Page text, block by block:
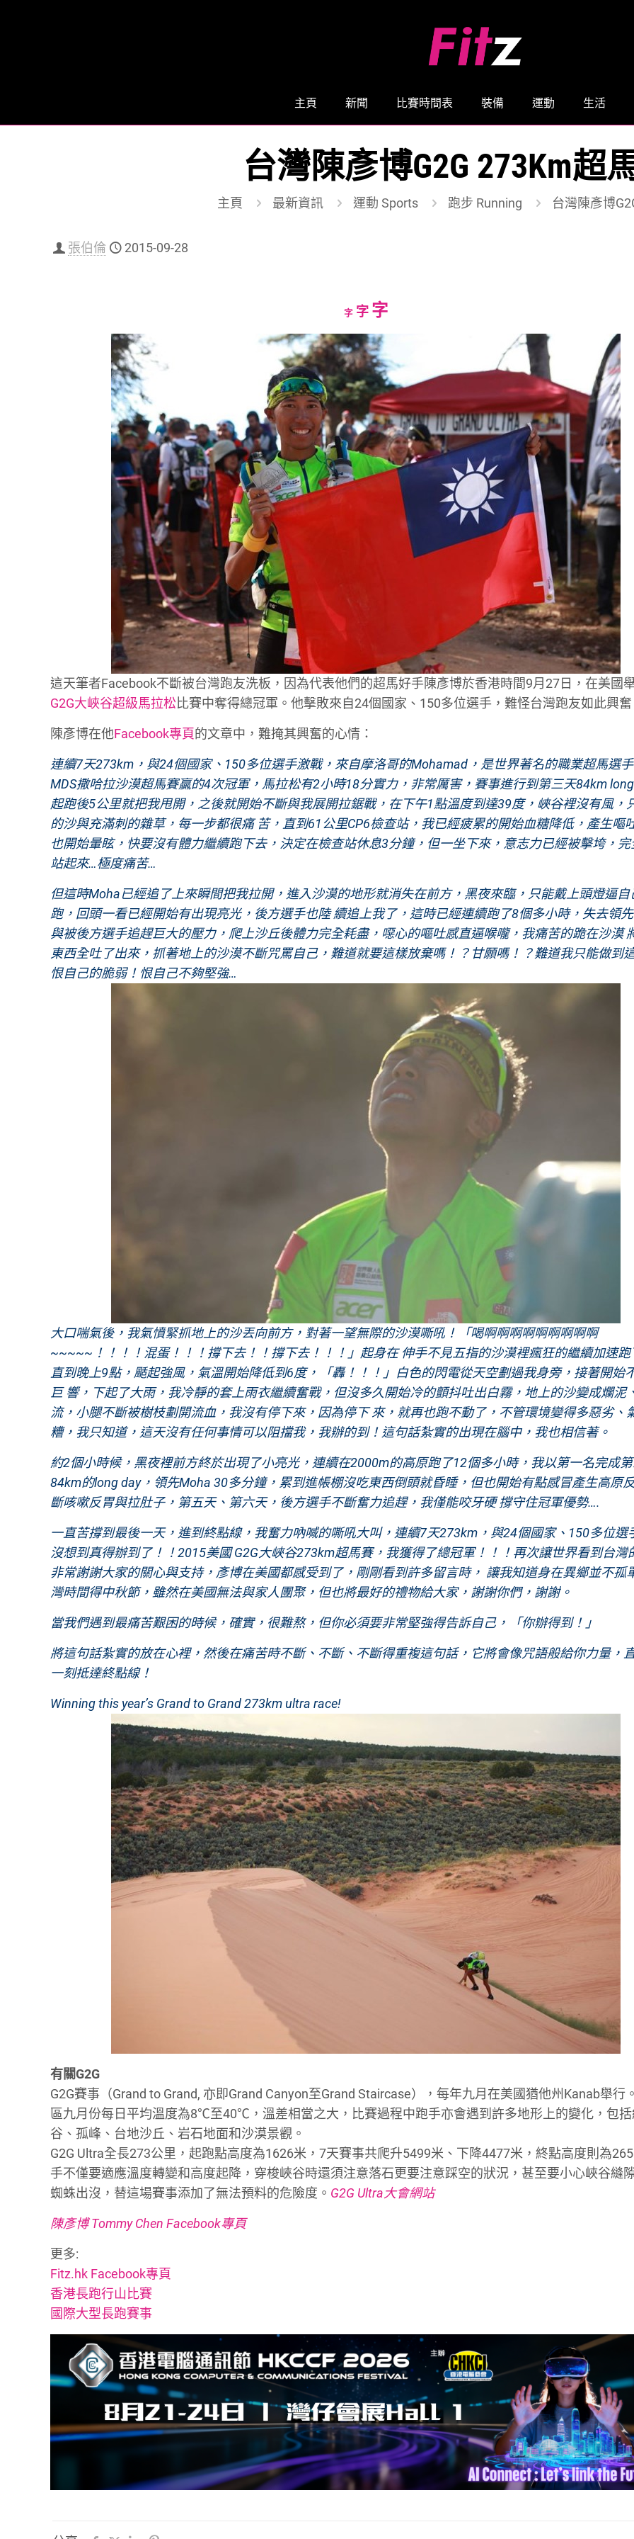
主頁 新聞 比賽時間表 裝備 運動 生活
台灣陳彥博G2G 273Km超
主頁 最新資訊 運動 Sports 跑步 Running 台灣陳彥博
張伯倫 2015-09-28
字Decrease
size.
字Reset
size.
字Increase
這天筆者Facebook不斷被台灣跑友洗板，因為代表他們的超馬好手陳彥博於香港時間9月27日，在美國
G2G大峽谷超級馬拉松 比賽中奪得總冠軍。他擊敗來自24個國家、150多位選手，難怪台灣跑友如此興
陳彥博在他Facebook專頁的文章中，難掩其興奮的心情：
連續7天273km，與24個國家、150多位選手激戰，來自摩洛哥的Mohamad，是世界著名的職業超馬選
MDS撒哈拉沙漠超馬賽贏的4次冠軍，馬拉松有2小時18分實力，非常厲害，賽事進行到第三天84km
起跑後5公里就把我甩開，之後就開始不斷與我展開拉鋸戰，在下午1點溫度到達39度，峽谷裡沒有風，
的沙與充滿刺的雜草，每一步都很痛 苦，直到61公里CP6檢查站，我已經疲累的開始血糖降低，產生嘔
也開始暈眩，快要沒有體力繼續跑下去，決定在檢查站休息3分鐘，但一坐下來，意志力已經被擊垮，完
站起來…極度痛苦…
但這時Moha已經追了上來瞬間把我拉開，進入沙漠的地形就消失在前方，黑夜來臨，只能戴上頭燈逼自
跑，回頭一看已經開始有出現亮光，後方選手也陸 續追上我了，這時已經連續跑了8個多小時，失去領
與被後方選手追趕巨大的壓力，爬上沙丘後體力完全耗盡，噁心的嘔吐感直逼喉嚨，我痛苦的跪在沙漠
東西全吐了出來，抓著地上的沙漠不斷咒罵自己，難道就要這樣放棄嗎！？甘願嗎！？難道我只能做到
恨自己的脆弱！恨自己不夠堅強…
大口喘氣後，我氣憤緊抓地上的沙丟向前方，對著一望無際的沙漠嘶吼！「喝啊啊啊啊啊啊啊啊啊
~~~~~！！！！混蛋！！！撐下去！！撐下去！！！」起身在 伸手不見五指的沙漠裡瘋狂的繼續加速跑
直到晚上9點，颳起強風，氣溫開始降低到6度，「轟！！！」白色的閃電從天空劃過我身旁，接著開始
巨 響，下起了大雨，我冷靜的套上雨衣繼續奮戰，但沒多久開始冷的顫抖吐出白霧，地上的沙變成爛泥
流，小腿不斷被樹枝劃開流血，我沒有停下來，因為停下 來，就再也跑不動了，不管環境變得多惡劣、
糟，我只知道，這天沒有任何事情可以阻擋我，我辦的到！這句話紮實的出現在腦中，我也相信著。
約2個小時候，黑夜裡前方終於出現了小亮光，連續在2000m的高原跑了12個多小時，我以第一名完成
84km的long day，領先Moha 30多分鐘，累到進帳棚沒吃東西倒頭就昏睡，但也開始有點感冒產生高原
斷咳嗽反胃與拉肚子，第五天、第六天，後方選手不斷奮力追趕，我僅能咬牙硬 撐守住冠軍優勢….
一直苦撐到最後一天，進到終點線，我奮力吶喊的嘶吼大叫，連續7天273km，與24個國家、150多位選
沒想到真得辦到了！！2015美國 G2G大峽谷273km超馬賽，我獲得了總冠軍！！！再次讓世界看到台灣
非常謝謝大家的關心與支持，彥博在美國都感受到了，剛剛看到許多留言時， 讓我知道身在異鄉並不孤
灣時間得中秋節，雖然在美國無法與家人團聚，但也將最好的禮物給大家，謝謝你們，謝謝。
當我們遇到最痛苦艱困的時候，確實，很難熬，但你必須要非常堅強得告訴自己，「你辦得到！」
將這句話紮實的放在心裡，然後在痛苦時不斷、不斷、不斷得重複這句話，它將會像咒語般給你力量，
一刻抵達終點線！
Winning this year’s Grand to Grand 273km ultra race!
有關G2G
G2G賽事（Grand to Grand, 亦即Grand Canyon至Grand Staircase），每年九月在美國猶他州Kanab舉行
區九月份每日平均溫度為8℃至40℃，溫差相當之大，比賽過程中跑手亦會遇到許多地形上的變化，包
谷、孤峰、台地沙丘、岩石地面和沙漠景觀。
G2G Ultra全長273公里，起跑點高度為1626米，7天賽事共爬升5499米、下降4477米，終點高度則為
手不僅要適應溫度轉變和高度起降，穿梭峽谷時還須注意落石更要注意踩空的狀況，甚至要小心峽谷縫
蜘蛛出沒，替這場賽事添加了無法預料的危險度。 G2G Ultra大會網站
陳彥博 Tommy Chen Facebook專頁
更多:
Fitz.hk Facebook專頁
香港長跑行山比賽
國際大型長跑賽事